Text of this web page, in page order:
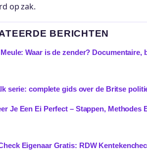
op zak.
BERICHTEN
Waar is de zender? Documentaire,
serie: complete gids over de Britse
Je Een Ei Perfect – Stappen, Methodes
Eigenaar Gratis: RDW